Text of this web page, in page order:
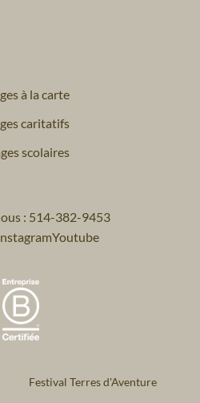
à la carte
caritatifs
scolaires
: 514-382-9453
Youtube
Festival Terres d'Aventure